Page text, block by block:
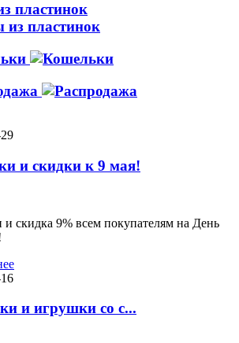
пластинок
и скидки к 9 мая!
и скидка 9% всем покупателям на День
и игрушки со с...